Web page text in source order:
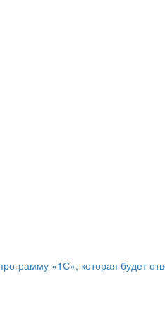
«1С», которая будет